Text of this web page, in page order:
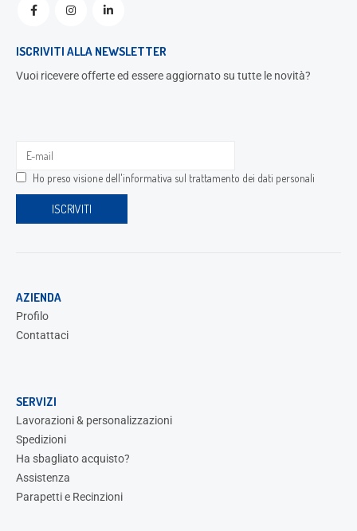
ISCRIVITI ALLA NEWSLETTER
Vuoi ricevere offerte ed essere aggiornato su tutte le novità?
Ho preso visione dell'informativa sul trattamento dei dati personali
AZIENDA
Profilo
Contattaci
SERVIZI
Lavorazioni & personalizzazioni
Spedizioni
Ha sbagliato acquisto?
Assistenza
Parapetti e Recinzioni